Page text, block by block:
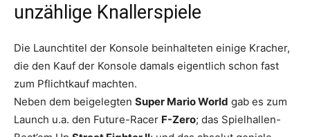
unzählige Knallerspiele
Die Launchtitel der Konsole beinhalteten einige Kracher,
die den Kauf der Konsole damals eigentlich schon fast
zum Pflichtkauf machten.
Neben dem beigelegten Super Mario World gab es zum
Launch u.a. den Future-Racer F-Zero; das Spielhallen-